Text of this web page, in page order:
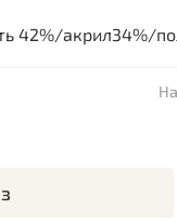
42%/акрил34%/